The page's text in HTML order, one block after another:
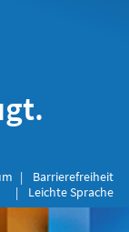
Barrierefreiheit
Leichte Sprache